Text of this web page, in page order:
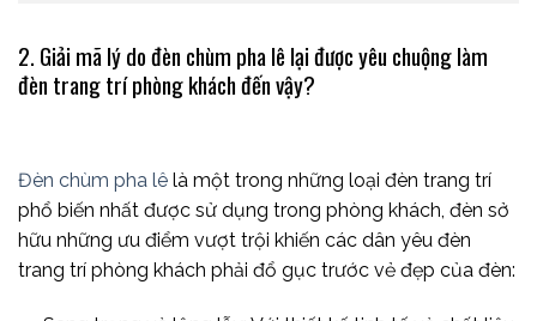
2. Giải mã lý do đèn chùm pha lê lại được yêu chuộng làm
đèn trang trí phòng khách đến vậy?
Đèn chùm pha lê là một trong những loại đèn trang trí
phổ biến nhất được sử dụng trong phòng khách, đèn sở
hữu những ưu điểm vượt trội khiến các dân yêu đèn
trang trí phòng khách phải đổ gục trước vẻ đẹp của đèn: